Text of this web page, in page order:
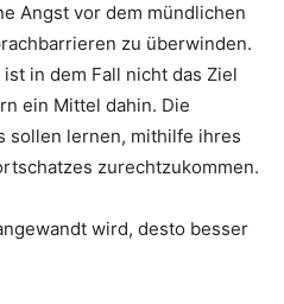
Angst vor dem mündlichen
zu überwinden.
in dem Fall nicht das Ziel
ein Mittel dahin. Die
sollen lernen, mithilfe ihres
zurechtzukommen.
wird, desto besser